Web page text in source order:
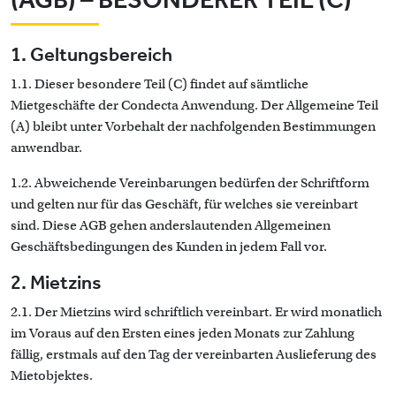
1. Geltungsbereich
1.1. Dieser besondere Teil (C) findet auf sämtliche
Mietgeschäfte der Condecta Anwendung. Der Allgemeine Teil
(A) bleibt unter Vorbehalt der nachfolgenden Bestimmungen
anwendbar.
1.2. Abweichende Vereinbarungen bedürfen der Schriftform
und gelten nur für das Geschäft, für welches sie vereinbart
sind. Diese AGB gehen anderslautenden Allgemeinen
Geschäftsbedingungen des Kunden in jedem Fall vor.
2. Mietzins
2.1. Der Mietzins wird schriftlich vereinbart. Er wird monatlich
im Voraus auf den Ersten eines jeden Monats zur Zahlung
fällig, erstmals auf den Tag der vereinbarten Auslieferung des
Mietobjektes.